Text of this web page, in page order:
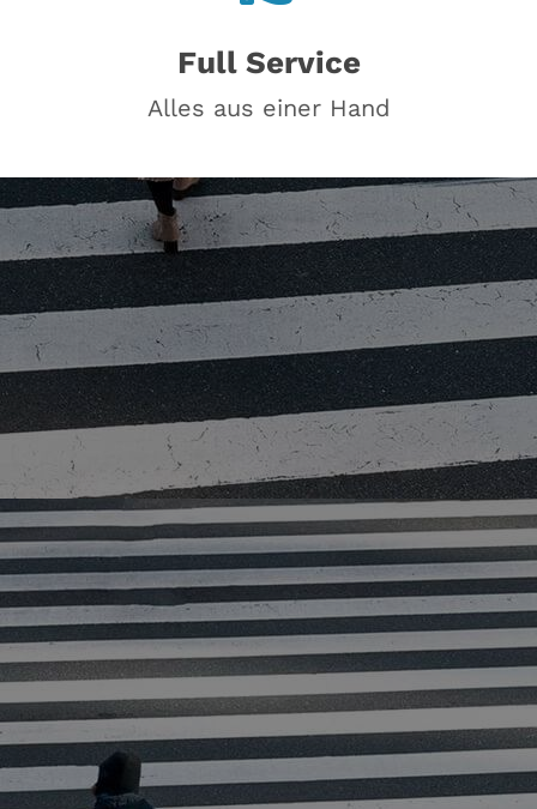
Full Service
Alles aus einer Hand